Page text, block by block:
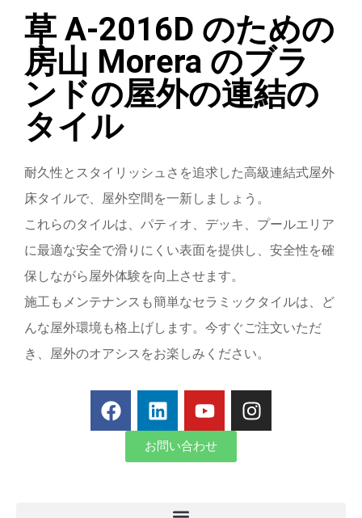
草 A-2016D のための
房山 Morera のブラ
ンドの屋外の連結の
タイル
耐久性とスタイリッシュさを追求した高級連結式屋外
床タイルで、屋外空間を一新しましょう。
これらのタイルは、パティオ、デッキ、プールエリア
に最適な安全で滑りにくい表面を提供し、安全性を確
保しながら屋外体験を向上させます。
施工もメンテナンスも簡単なセラミックタイルは、ど
んな屋外環境も格上げします。今すぐご注文いただ
き、屋外のオアシスをお楽しみください。
お問い合わせ